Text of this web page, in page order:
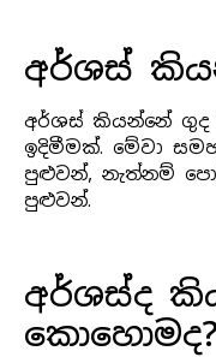
අර්ශස්
අර්ශස් කියන්නේ ගුද
ඉදිමීමක්. මේවා
පුළුවන්, නැත්නම්
පුළුවන්.
අර්ශස්ද
කොහොමද?